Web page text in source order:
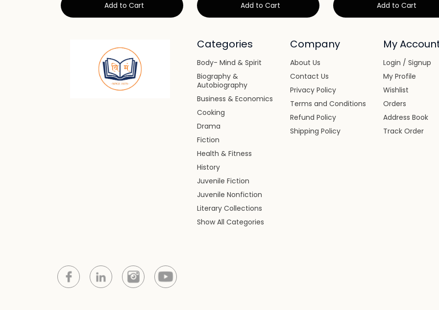
Add to Cart Add to Cart Add to Cart
Categories
Body- Mind & Spirit
Biography &
Autobiography
Business & Economics
Cooking
Drama
Fiction
Health & Fitness
History
Juvenile Fiction
Juvenile Nonfiction
Literary Collections
Show All Categories
Company
About Us
Contact Us
Privacy Policy
Terms and Conditions
Refund Policy
Shipping Policy
My
Login / Signup
My Profile
Wishlist
Orders
Address Book
Track Order